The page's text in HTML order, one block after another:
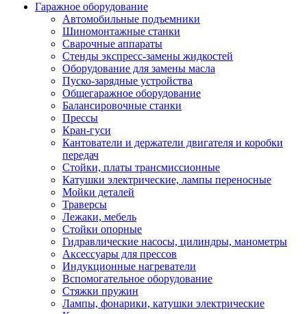
Гаражное оборудование
Автомобильные подъемники
Шиномонтажные станки
Сварочные аппараты
Стенды экспресс-замены жидкостей
Оборудование для замены масла
Пуско-зарядные устройства
Общегаражное оборудование
Балансировочные станки
Прессы
Кран-гуси
Кантователи и держатели двигателя и коробки
передач
Стойки, платы трансмиссионные
Катушки электрические, лампы переносные
Мойки деталей
Траверсы
Лежаки, мебель
Стойки опорные
Гидравлические насосы, цилиндры, манометры
Аксессуары для прессов
Индукционные нагреватели
Вспомогательное оборудование
Стяжки пружин
Лампы, фонарики, катушки электрические